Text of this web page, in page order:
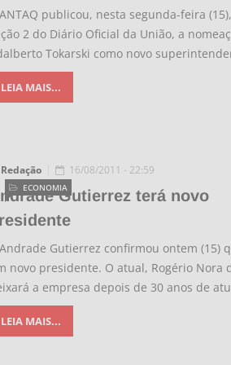
publicou, nesta segunda-feira
2 do Diário Oficial da União, a
Tokarski como novo
LEIA MAIS...
Redação
ECONOMIA
16/08/2011 - 22:59
Gutierrez terá novo
Gutierrez confirmou ontem (15)
novo presidente. O atual, Rogério Nora
a empresa depois de 30 anos de
LEIA MAIS...